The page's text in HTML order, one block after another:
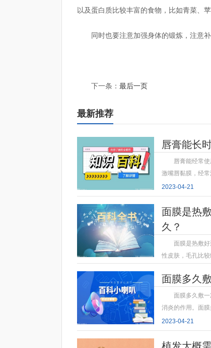
以及蛋白质比较丰富的食物，比如青菜、
同时也要注意加强身体的锻炼，注意
下一条： 最后一页
最新推荐
唇膏能长
唇膏能经常
激嘴唇黏膜，经
2023-04-21
面膜是热
久？
面膜是热敷
性皮肤，毛孔比
面膜多久
面膜多久敷
消炎的作用。面
2023-04-21